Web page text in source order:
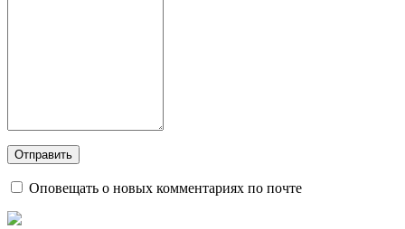
Оповещать о новых комментариях по почте